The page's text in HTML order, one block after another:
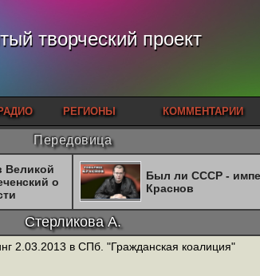
творческий проект
РЕГИОНЫ КОММЕНТАРИИ
Передовица
Великой
о
Был ли СССР -
Краснов
Стерликова А.
2.03.2013 в СПб. "Гражданская коалиция"